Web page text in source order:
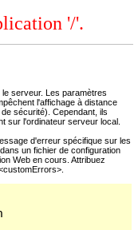
'/'.
serveur. Les paramètres
l'affichage à distance
sécurité). Cependant, ils
sur l'ordinateur serveur local.
d'erreur spécifique sur les
un fichier de configuration
Web en cours. Attribuez